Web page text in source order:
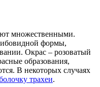
множественными.
формы,
Окрас – розоватый
образования,
В некоторых случаях
трахеи.